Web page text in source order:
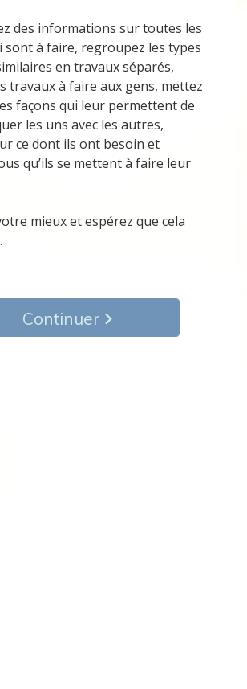
des informations sur toutes les
sont à faire, regroupez les types
en travaux séparés,
travaux à faire aux gens, mettez
façons qui leur permettent de
les uns avec les autres,
ce dont ils ont besoin et
qu’ils se mettent à faire leur
mieux et espérez que cela
Continuer